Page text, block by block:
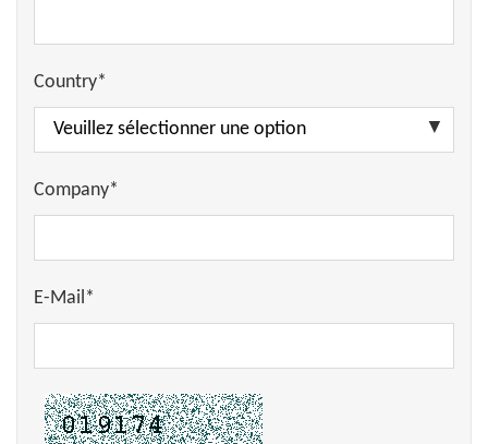
Country*
Company*
E-Mail*